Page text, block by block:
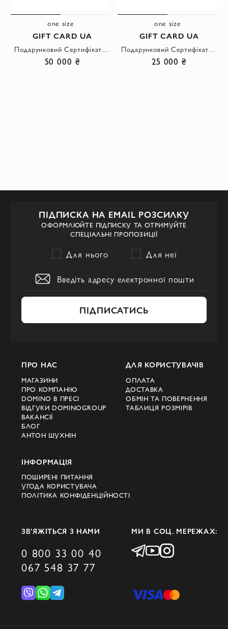
one size
GIFT CARD UA
50 000 ₴
one size
GIFT CARD UA
25 000 ₴
ПІДПИСКА НА EMAIL РОЗСИЛКУ
ОФОРМЛЮЙТЕ ПІДПИСКУ ТА ОТРИМУЙТЕ
СПЕЦІАЛЬНІ ПРОПОЗИЦІЇ
Для нього Для неї
ПІДПИСАТИСЬ
ПРО НАС
МАГАЗИНИ
ПРО КОМПАНІЮ
DOMINO В ПРЕСІ
ВІДГУКИ DOMINOGROUP
ВАКАНСІЇ
БЛОГ
АНТОН ШУХНІН
ДЛЯ КОРИСТУВАЧІВ
ОПЛАТА
ДОСТАВКА
ОБМІН ТА ПОВЕРНЕННЯ
ТАБЛИЦЯ РОЗМІРІВ
ІНФОРМАЦІЯ
ПОШИРЕНІ ПИТАННЯ
УГОДА КОРИСТУВАЧА
ПОЛІТИКА КОНФІДЕНЦІЙНОСТІ
ЗВ’ЯЖІТЬСЯ З НАМИ
0 800 33 00 40
067 548 37 77
МИ В СОЦ. МЕРЕЖАХ: